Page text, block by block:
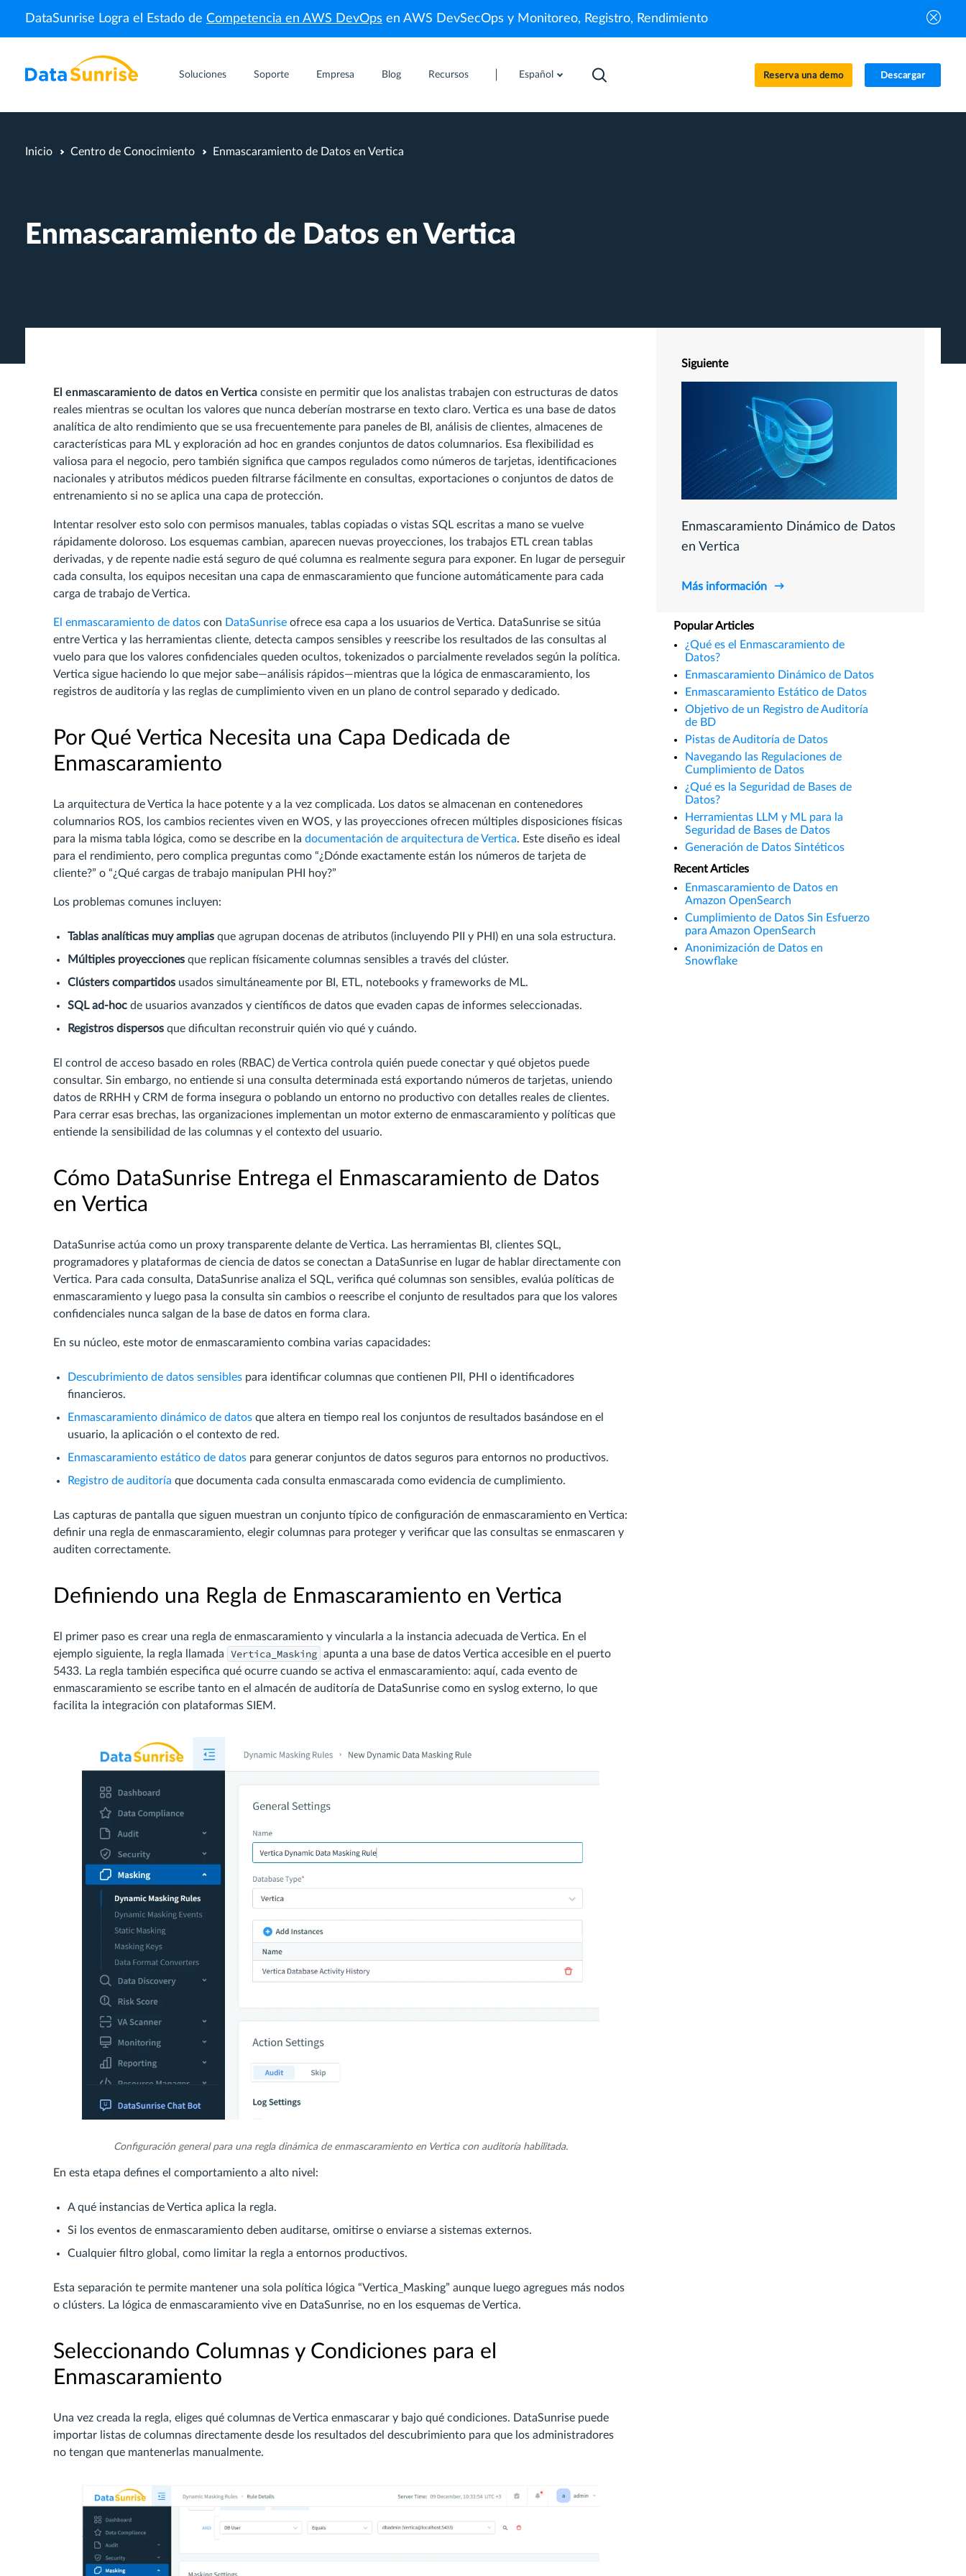
DataSunrise Logra el Estado de Competencia en AWS DevOps en AWS DevSecOps y Monitoreo, Registro, Rendimiento
Soluciones Soporte Empresa Blog Recursos Español Reserva una demo Descargar
Inicio Centro de Conocimiento Enmascaramiento de Datos en Vertica
Enmascaramiento de Datos en Vertica
El enmascaramiento de datos en Vertica consiste en permitir que los analistas trabajen con estructuras de datos
reales mientras se ocultan los valores que nunca deberían mostrarse en texto claro. Vertica es una base de datos
analítica de alto rendimiento que se usa frecuentemente para paneles de BI, análisis de clientes, almacenes de
características para ML y exploración ad hoc en grandes conjuntos de datos columnarios. Esa flexibilidad es
valiosa para el negocio, pero también significa que campos regulados como números de tarjetas, identificaciones
nacionales y atributos médicos pueden filtrarse fácilmente en consultas, exportaciones o conjuntos de datos de
entrenamiento si no se aplica una capa de protección.
Intentar resolver esto solo con permisos manuales, tablas copiadas o vistas SQL escritas a mano se vuelve
rápidamente doloroso. Los esquemas cambian, aparecen nuevas proyecciones, los trabajos ETL crean tablas
derivadas, y de repente nadie está seguro de qué columna es realmente segura para exponer. En lugar de perseguir
cada consulta, los equipos necesitan una capa de enmascaramiento que funcione automáticamente para cada
carga de trabajo de Vertica.
El enmascaramiento de datos con DataSunrise ofrece esa capa a los usuarios de Vertica. DataSunrise se sitúa
entre Vertica y las herramientas cliente, detecta campos sensibles y reescribe los resultados de las consultas al
vuelo para que los valores confidenciales queden ocultos, tokenizados o parcialmente revelados según la política.
Vertica sigue haciendo lo que mejor sabe—análisis rápidos—mientras que la lógica de enmascaramiento, los
registros de auditoría y las reglas de cumplimiento viven en un plano de control separado y dedicado.
Por Qué Vertica Necesita una Capa Dedicada de
Enmascaramiento
La arquitectura de Vertica la hace potente y a la vez complicada. Los datos se almacenan en contenedores
columnarios ROS, los cambios recientes viven en WOS, y las proyecciones ofrecen múltiples disposiciones físicas
para la misma tabla lógica, como se describe en la documentación de arquitectura de Vertica. Este diseño es ideal
para el rendimiento, pero complica preguntas como “¿Dónde exactamente están los números de tarjeta de
cliente?” o “¿Qué cargas de trabajo manipulan PHI hoy?”
Los problemas comunes incluyen:
Tablas analíticas muy amplias que agrupan docenas de atributos (incluyendo PII y PHI) en una sola estructura.
Múltiples proyecciones que replican físicamente columnas sensibles a través del clúster.
Clústers compartidos usados simultáneamente por BI, ETL, notebooks y frameworks de ML.
SQL ad-hoc de usuarios avanzados y científicos de datos que evaden capas de informes seleccionadas.
Registros dispersos que dificultan reconstruir quién vio qué y cuándo.
El control de acceso basado en roles (RBAC) de Vertica controla quién puede conectar y qué objetos puede
consultar. Sin embargo, no entiende si una consulta determinada está exportando números de tarjetas, uniendo
datos de RRHH y CRM de forma insegura o poblando un entorno no productivo con detalles reales de clientes.
Para cerrar esas brechas, las organizaciones implementan un motor externo de enmascaramiento y políticas que
entiende la sensibilidad de las columnas y el contexto del usuario.
Cómo DataSunrise Entrega el Enmascaramiento de Datos
en Vertica
DataSunrise actúa como un proxy transparente delante de Vertica. Las herramientas BI, clientes SQL,
programadores y plataformas de ciencia de datos se conectan a DataSunrise en lugar de hablar directamente con
Vertica. Para cada consulta, DataSunrise analiza el SQL, verifica qué columnas son sensibles, evalúa políticas de
enmascaramiento y luego pasa la consulta sin cambios o reescribe el conjunto de resultados para que los valores
confidenciales nunca salgan de la base de datos en forma clara.
En su núcleo, este motor de enmascaramiento combina varias capacidades:
Descubrimiento de datos sensibles para identificar columnas que contienen PII, PHI o identificadores
financieros.
Enmascaramiento dinámico de datos que altera en tiempo real los conjuntos de resultados basándose en el
usuario, la aplicación o el contexto de red.
Enmascaramiento estático de datos para generar conjuntos de datos seguros para entornos no productivos.
Registro de auditoría que documenta cada consulta enmascarada como evidencia de cumplimiento.
Las capturas de pantalla que siguen muestran un conjunto típico de configuración de enmascaramiento en Vertica:
definir una regla de enmascaramiento, elegir columnas para proteger y verificar que las consultas se enmascaren y
auditen correctamente.
Definiendo una Regla de Enmascaramiento en Vertica
El primer paso es crear una regla de enmascaramiento y vincularla a la instancia adecuada de Vertica. En el
ejemplo siguiente, la regla llamada
Vertica_Masking apunta a una base de datos Vertica accesible en el puerto
5433. La regla también especifica qué ocurre cuando se activa el enmascaramiento: aquí, cada evento de
enmascaramiento se escribe tanto en el almacén de auditoría de DataSunrise como en syslog externo, lo que
facilita la integración con plataformas SIEM.
Configuración general para una regla dinámica de enmascaramiento en Vertica con auditoría habilitada.
En esta etapa defines el comportamiento a alto nivel:
A qué instancias de Vertica aplica la regla.
Si los eventos de enmascaramiento deben auditarse, omitirse o enviarse a sistemas externos.
Cualquier filtro global, como limitar la regla a entornos productivos.
Esta separación te permite mantener una sola política lógica “Vertica_Masking” aunque luego agregues más nodos
o clústers. La lógica de enmascaramiento vive en DataSunrise, no en los esquemas de Vertica.
Seleccionando Columnas y Condiciones para el
Enmascaramiento
Una vez creada la regla, eliges qué columnas de Vertica enmascarar y bajo qué condiciones. DataSunrise puede
importar listas de columnas directamente desde los resultados del descubrimiento para que los administradores
no tengan que mantenerlas manualmente.
Siguiente
Enmascaramiento Dinámico de Datos
en Vertica
Más información
Popular Articles
¿Qué es el Enmascaramiento de
Datos?
Enmascaramiento Dinámico de Datos
Enmascaramiento Estático de Datos
Objetivo de un Registro de Auditoría
de BD
Pistas de Auditoría de Datos
Navegando las Regulaciones de
Cumplimiento de Datos
¿Qué es la Seguridad de Bases de
Datos?
Herramientas LLM y ML para la
Seguridad de Bases de Datos
Generación de Datos Sintéticos
Recent Articles
Enmascaramiento de Datos en
Amazon OpenSearch
Cumplimiento de Datos Sin Esfuerzo
para Amazon OpenSearch
Anonimización de Datos en
Snowflake